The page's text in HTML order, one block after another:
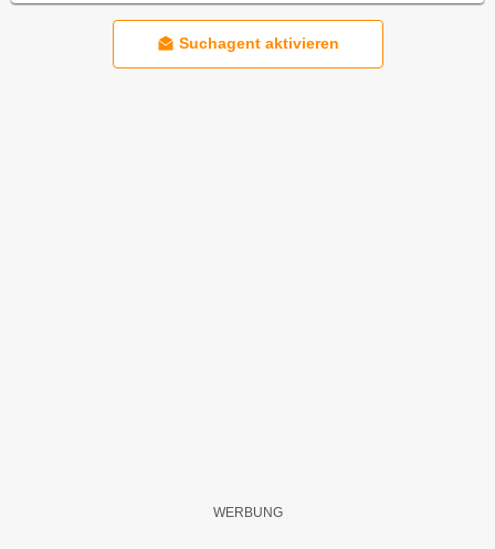
Suchagent aktivieren